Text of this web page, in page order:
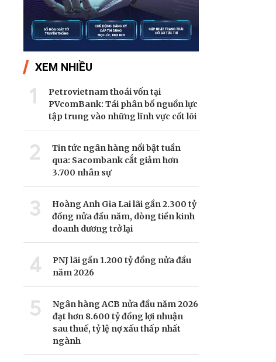
XEM NHIỀU
1
Petrovietnam thoái vốn tại
PVcomBank: Tái phân bổ nguồn lực
tập trung vào những lĩnh vực cốt lõi
2
Tin tức ngân hàng nổi bật tuần
qua: Sacombank cắt giảm hơn
3.700 nhân sự
3
Hoàng Anh Gia Lai lãi gần 2.300 tỷ
đồng nửa đầu năm, dòng tiền kinh
doanh dương trở lại
4
PNJ lãi gần 1.200 tỷ đồng nửa đầu
năm 2026
5
Ngân hàng ACB nửa đầu năm 2026
đạt hơn 8.600 tỷ đồng lợi nhuận
sau thuế, tỷ lệ nợ xấu thấp nhất
ngành